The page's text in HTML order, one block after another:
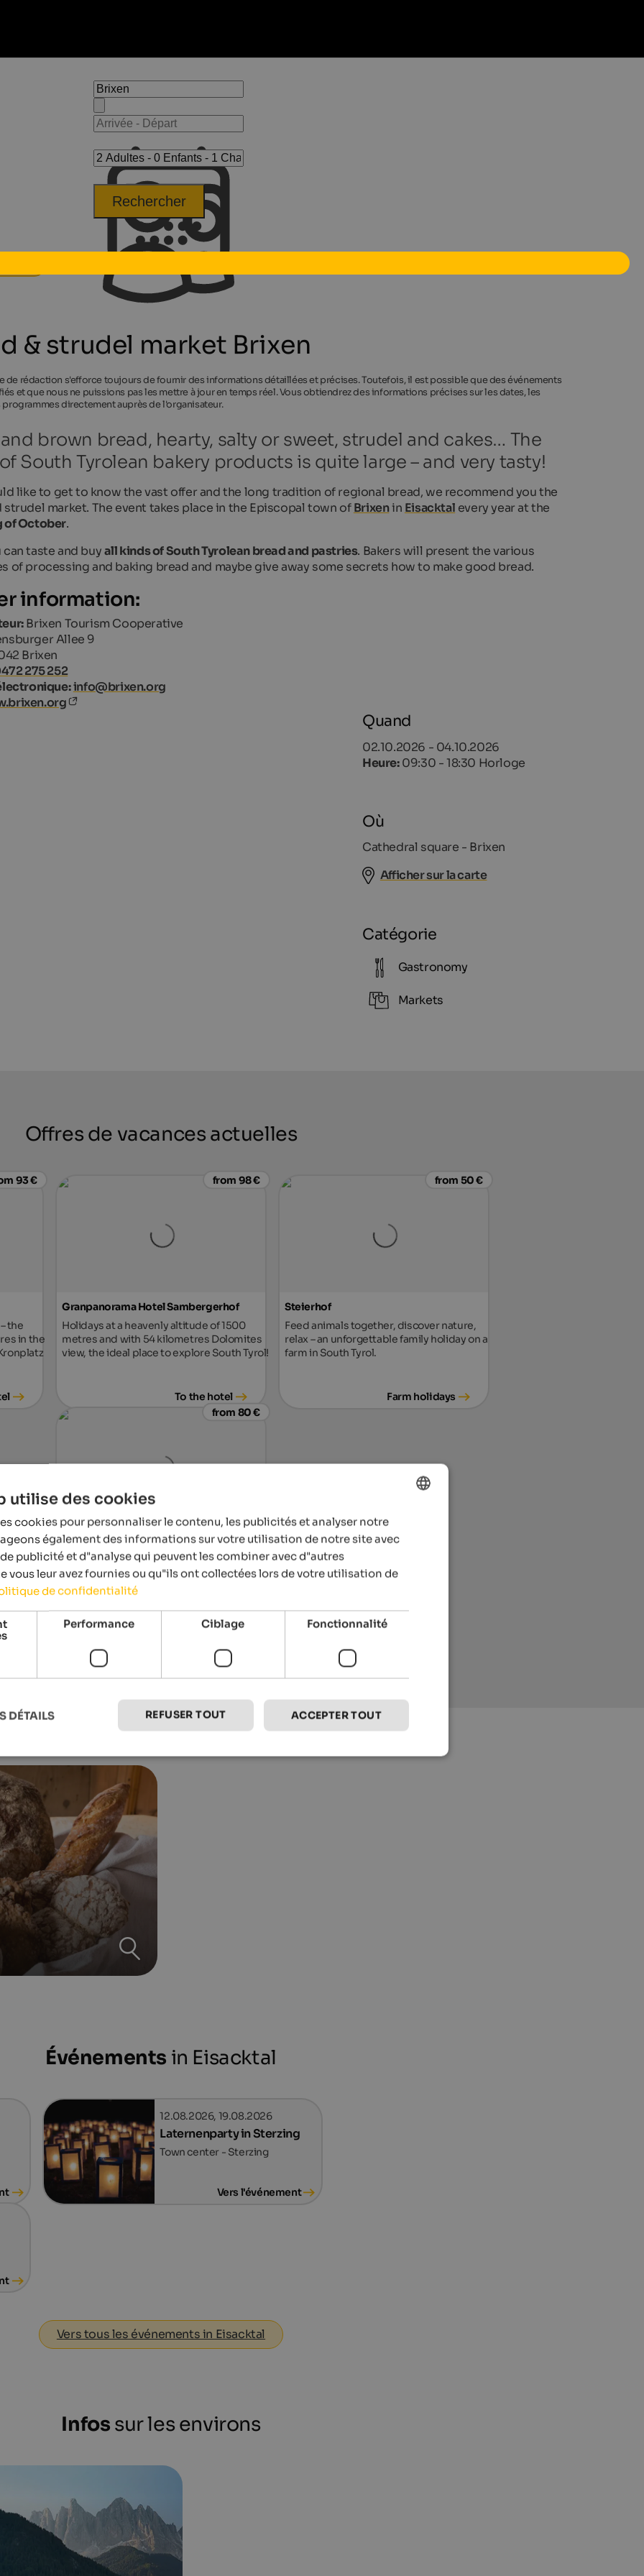
Rechercher
& strudel market Brixen
de rédaction s'efforce toujours de fournir des informations détaillées et précises. Toutefois, il est possible que des événements
et que nous ne puissions pas les mettre à jour en temps réel. Vous obtiendrez des informations précises sur les dates, les
programmes directement auprès de l'organisateur.
brown bread, hearty, salty or sweet, strudel and cakes… The
South Tyrolean bakery products is quite large – and very tasty!
like to get to know the vast offer and the long tradition of regional bread, we recommend you the
strudel market. The event takes place in the Episcopal town ofBrixenin Eisacktal every year at the
of October.
can taste and buyall kinds of South Tyrolean bread and pastries. Bakers will present the various
of processing and baking bread and maybe give away some secrets how to make good bread.
information:
Brixen Tourism Cooperative
Allee 9
Brixen
275 252
info@brixen.org
Quand
02.10.2026 - 04.10.2026
Heure:09:30 - 18:30 Horloge
Où
Cathedral square - Brixen
Afficher sur la carte
Catégorie
Gastronomy
Markets
Offres de vacances actuelles
93 €
the
in the
from 98 €
Granpanorama Hotel Sambergerhof
Holidays at a heavenly altitude of 1500
metres and with 54 kilometres Dolomites
view, the ideal place to explore South Tyrol!
To the hotel
from 50 €
Steierhof
Feed animals together, discover nature,
relax – an unforgettable family holiday on a
farm in South Tyrol.
Farm holidays
from 80 €
Weingut & Genusshotel Spitalerhof
Unique hotel with vineyard & distillery – for
wine lovers, gourmets and true
connoisseurs.
To the hotel
Événements in Eisacktal
12.08.2026, 19.08.2026
Laternenparty in Sterzing
Town center - Sterzing
Vers l'événement
Vers tous les événements in Eisacktal
Infos sur les environs
ENGLISH
FRENCH
utilise des cookies
cookies pour personnaliser le contenu, les publicités et analyser notre
également des informations sur votre utilisation de notre site avec
publicité et d"analyse qui peuvent les combiner avec d"autres
vous leur avez fournies ou qu"ils ont collectées lors de votre utilisation de
de confidentialité
Performance Ciblage Fonctionnalité
ACCEPTER TOUT
REFUSER TOUT
DÉTAILS